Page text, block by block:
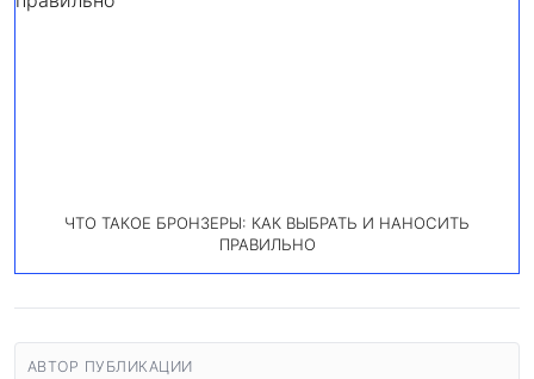
ЧТО ТАКОЕ БРОНЗЕРЫ: КАК ВЫБРАТЬ И НАНОСИТЬ
ПРАВИЛЬНО
АВТОР ПУБЛИКАЦИИ